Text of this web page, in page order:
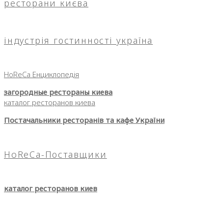
ресторани києва
індустрія гостинності україна
HoReCa Енциклопедія
загородные рестораны киева
каталог ресторанов киева
Постачальники ресторанів та кафе України
HoReCa-Поставщики
каталог ресторанов киев